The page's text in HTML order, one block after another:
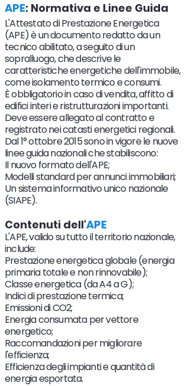
APE: Normativa e Linee Guida
L'Attestato di Prestazione Energetica
(APE) è un documento redatto da un
tecnico abilitato, a seguito di un
sopralluogo, che descrive le
caratteristiche energetiche dell'immobile,
come isolamento termico e consumi.
È obbligatorio in caso di vendita, affitto di
edifici interi e ristrutturazioni importanti.
Deve essere allegato al contratto e
registrato nei catasti energetici regionali.
Dal 1° ottobre 2015 sono in vigore le nuove
linee guida nazionali che stabiliscono:
Il nuovo formato dell'APE;
Modelli standard per annunci immobiliari;
Un sistema informativo unico nazionale
(SIAPE).
Contenuti dell'APE
L'APE, valido su tutto il territorio nazionale,
include:
Prestazione energetica globale (energia
primaria totale e non rinnovabile);
Classe energetica (da A4 a G);
Indici di prestazione termica;
Emissioni di CO2;
Energia consumata per vettore
energetico;
Raccomandazioni per migliorare
l'efficienza;
Efficienza degli impianti e quantità di
energia esportata.